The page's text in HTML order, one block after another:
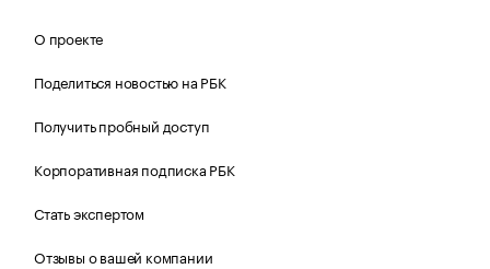
О проекте
Поделиться новостью на РБК
Получить пробный доступ
Корпоративная подписка РБК
Стать экспертом
Отзывы о вашей компании